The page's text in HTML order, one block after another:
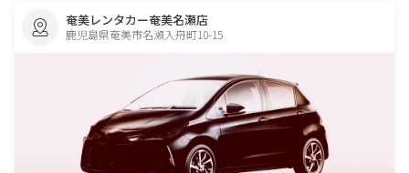
奄美レンタカー奄美名瀬店
鹿児島県奄美市名瀬入舟町10-15